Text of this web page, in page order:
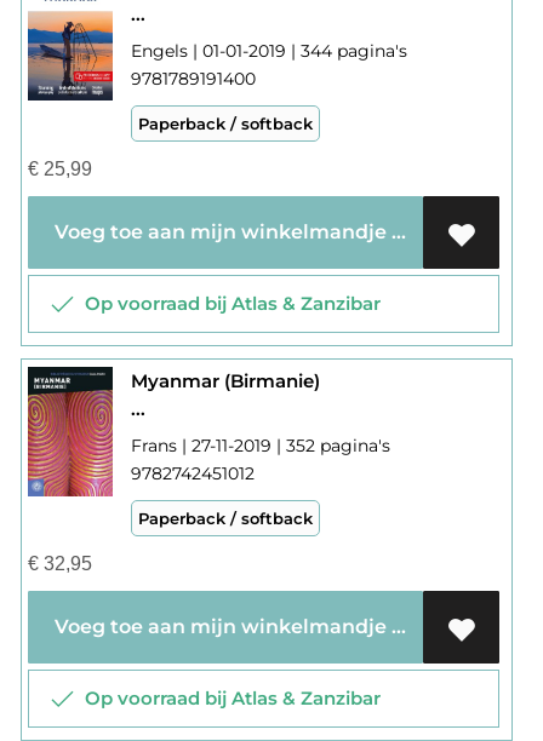
...
Engels | 01-01-2019 | 344 pagina's
9781789191400
Paperback / softback
€25,99
Voeg toe aan mijn winkelmandje
Op voorraad bij Atlas & Zanzibar
Myanmar (Birmanie)
...
Frans | 27-11-2019 | 352 pagina's
9782742451012
Paperback / softback
€32,95
Voeg toe aan mijn winkelmandje
Op voorraad bij Atlas & Zanzibar